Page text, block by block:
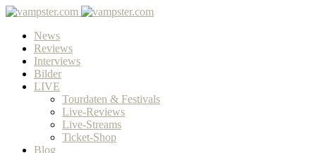
News
Reviews
Interviews
Bilder
LIVE
Tourdaten & Festivals
Live-Reviews
Live-Streams
Ticket-Shop
Blog